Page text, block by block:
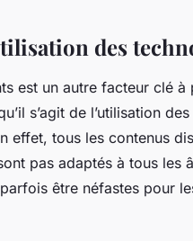
des
est un autre facteur clé à
s’agit de l’utilisation des
effet, tous les contenus
pas adaptés à tous les
être néfastes pour